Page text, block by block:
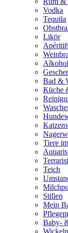
Vodka
Tequila
Likör
Bad &
Küche
Tiere
Teich
Stillen
Mein
Baby-
Wickeln